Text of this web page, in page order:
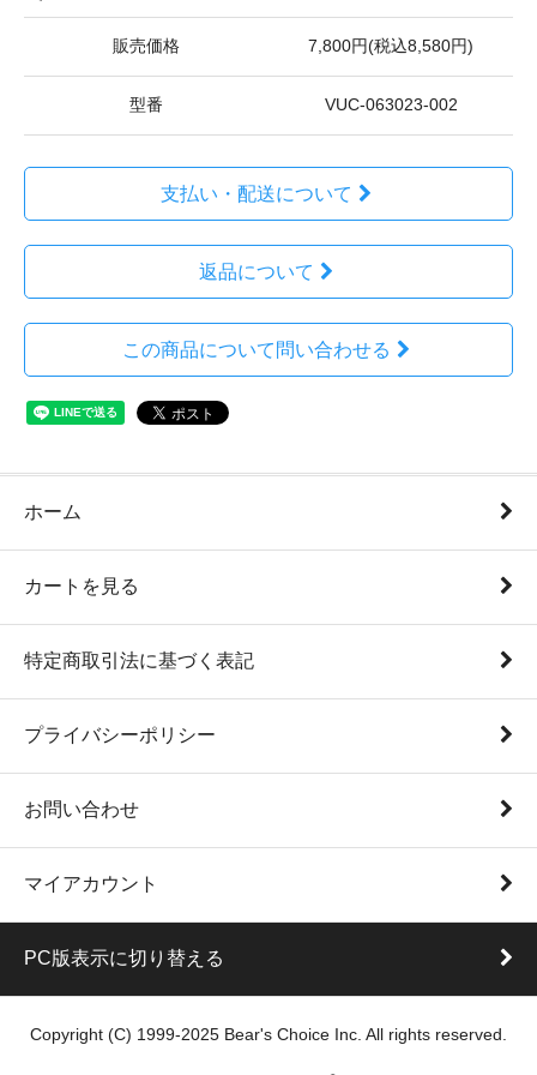
販売価格 7,800円(税込8,580円)
型番 VUC-063023-002
支払い・配送について
返品について
この商品について問い合わせる
ホーム
カートを見る
特定商取引法に基づく表記
プライバシーポリシー
お問い合わせ
マイアカウント
PC版表示に切り替える
Copyright (C) 1999-2025 Bear's Choice Inc. All rights reserved.